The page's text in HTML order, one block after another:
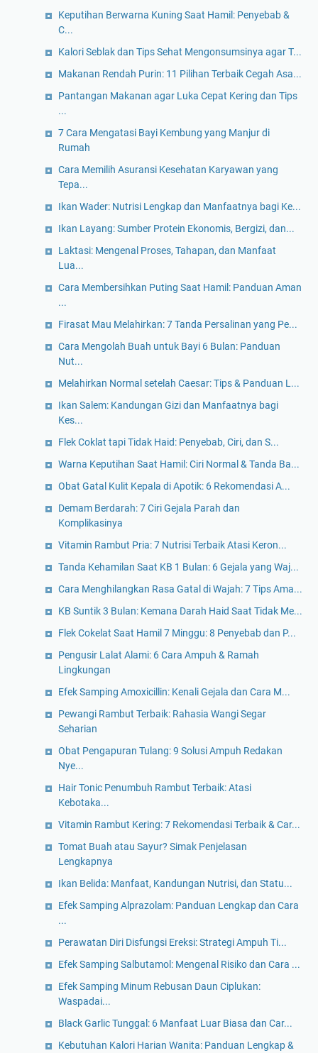
Keputihan Berwarna Kuning Saat Hamil: Penyebab &
C...
Kalori Seblak dan Tips Sehat Mengonsumsinya agar T...
Makanan Rendah Purin: 11 Pilihan Terbaik Cegah Asa...
Pantangan Makanan agar Luka Cepat Kering dan Tips
...
7 Cara Mengatasi Bayi Kembung yang Manjur di
Rumah
Cara Memilih Asuransi Kesehatan Karyawan yang
Tepa...
Ikan Wader: Nutrisi Lengkap dan Manfaatnya bagi Ke...
Ikan Layang: Sumber Protein Ekonomis, Bergizi, dan...
Laktasi: Mengenal Proses, Tahapan, dan Manfaat
Lua...
Cara Membersihkan Puting Saat Hamil: Panduan Aman
...
Firasat Mau Melahirkan: 7 Tanda Persalinan yang Pe...
Cara Mengolah Buah untuk Bayi 6 Bulan: Panduan
Nut...
Melahirkan Normal setelah Caesar: Tips & Panduan L...
Ikan Salem: Kandungan Gizi dan Manfaatnya bagi
Kes...
Flek Coklat tapi Tidak Haid: Penyebab, Ciri, dan S...
Warna Keputihan Saat Hamil: Ciri Normal & Tanda Ba...
Obat Gatal Kulit Kepala di Apotik: 6 Rekomendasi A...
Demam Berdarah: 7 Ciri Gejala Parah dan
Komplikasinya
Vitamin Rambut Pria: 7 Nutrisi Terbaik Atasi Keron...
Tanda Kehamilan Saat KB 1 Bulan: 6 Gejala yang Waj...
Cara Menghilangkan Rasa Gatal di Wajah: 7 Tips Ama...
KB Suntik 3 Bulan: Kemana Darah Haid Saat Tidak Me...
Flek Cokelat Saat Hamil 7 Minggu: 8 Penyebab dan P...
Pengusir Lalat Alami: 6 Cara Ampuh & Ramah
Lingkungan
Efek Samping Amoxicillin: Kenali Gejala dan Cara M...
Pewangi Rambut Terbaik: Rahasia Wangi Segar
Seharian
Obat Pengapuran Tulang: 9 Solusi Ampuh Redakan
Nye...
Hair Tonic Penumbuh Rambut Terbaik: Atasi
Kebotaka...
Vitamin Rambut Kering: 7 Rekomendasi Terbaik & Car...
Tomat Buah atau Sayur? Simak Penjelasan
Lengkapnya
Ikan Belida: Manfaat, Kandungan Nutrisi, dan Statu...
Efek Samping Alprazolam: Panduan Lengkap dan Cara
...
Perawatan Diri Disfungsi Ereksi: Strategi Ampuh Ti...
Efek Samping Salbutamol: Mengenal Risiko dan Cara ...
Efek Samping Minum Rebusan Daun Ciplukan:
Waspadai...
Black Garlic Tunggal: 6 Manfaat Luar Biasa dan Car...
Kebutuhan Kalori Harian Wanita: Panduan Lengkap &